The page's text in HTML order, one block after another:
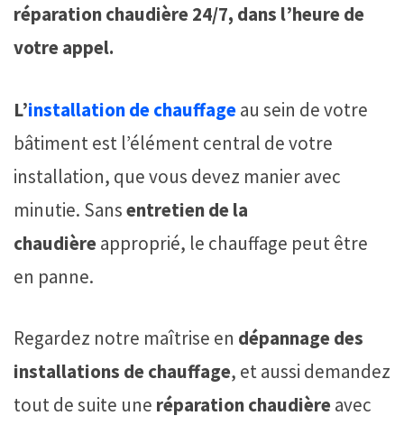
réparation chaudière 24/7, dans l’heure de
votre appel.
L’installation de chauffageau sein de votre
bâtiment est l’élément central de votre
installation, que vous devez manier avec
minutie. Sansentretien de la
chaudièreapproprié, le chauffage peut être
en panne.
Regardez notre maîtrise en dépannage des
installations de chauffage, et aussi demandez
tout de suite une réparation chaudièreavec